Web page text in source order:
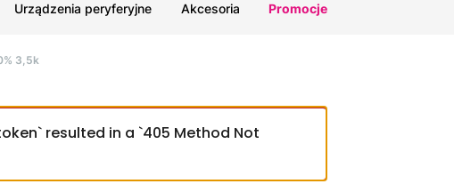
Urządzenia peryferyjne Akcesoria Promocje
3,5k
resulted in a `405 Method Not